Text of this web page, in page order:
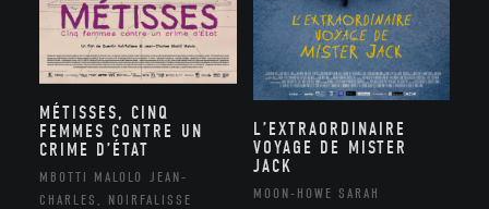
MÉTISSES, CINQ
FEMMES CONTRE UN
CRIME D’ÉTAT
MBOTTI MALOLO JEAN-
CHARLES, NOIRFALISSE
L’EXTRAORDINAIRE
VOYAGE DE MISTER
JACK
MOON-HOWE SARAH